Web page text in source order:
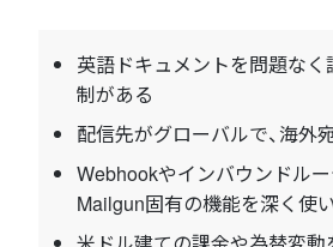
英語ドキュメントを問題な
制がある
配信先がグローバルで、海外
Webhookやインバウンドル
Mailgun固有の機能を深く使